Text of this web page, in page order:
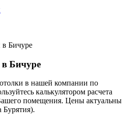
Бичуре
Бичуре
в нашей компании по
калькулятором расчета
помещения. Цены актуальны
Бурятия).